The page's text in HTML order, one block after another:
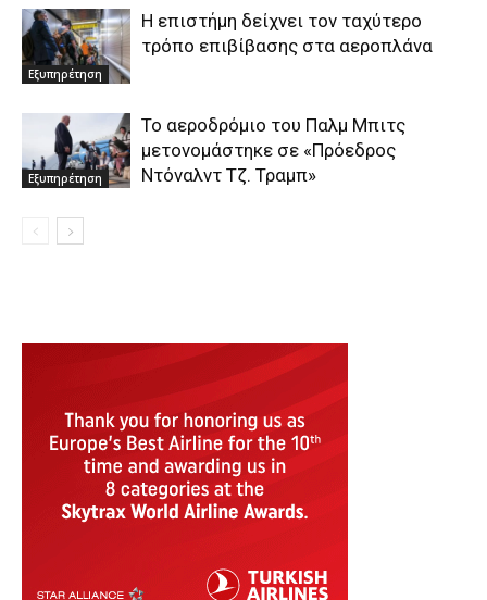
Εξυπηρέτηση
Η επιστήμη δείχνει τον ταχύτερο
τρόπο επιβίβασης στα αεροπλάνα
Εξυπηρέτηση
Το αεροδρόμιο του Παλμ Μπιτς
μετονομάστηκε σε «Πρόεδρος
Ντόναλντ Τζ. Τραμπ»